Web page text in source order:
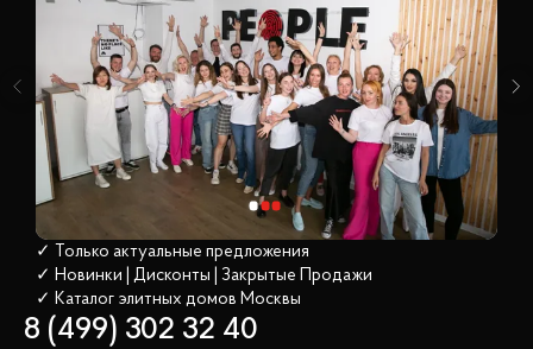
✓ Только актуальные предложения
✓ Новинки | Дисконты | Закрытые Продажи
✓ Каталог элитных домов Москвы
8 (499) 302 32 40